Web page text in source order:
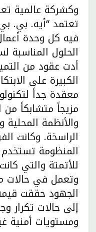
تعتمد “أيه. بي.
فيه كل وحدة
الحلول المناسبة
أدت عقود من
الكبيرة على
معقدة جداً
مزيجاً متشابكاً من
والأنظمة المحلية
الراسخة. وكانت
المنظومة
للأتمتة والتي
وتعمل في حالات
الجهود حققت
إلى حالات تكرار
ومستويات أمنية